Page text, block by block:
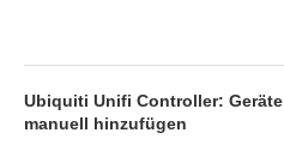
Ubiquiti Unifi Controller: Geräte
manuell hinzufügen